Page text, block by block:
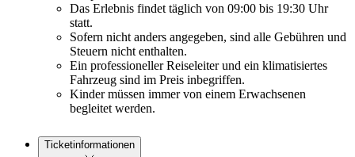
Das Erlebnis findet täglich von 09:00 bis 19:30 Uhr
statt.
Sofern nicht anders angegeben, sind alle Gebühren und
Steuern nicht enthalten.
Ein professioneller Reiseleiter und ein klimatisiertes
Fahrzeug sind im Preis inbegriffen.
Kinder müssen immer von einem Erwachsenen
begleitet werden.
Ticketinformationen